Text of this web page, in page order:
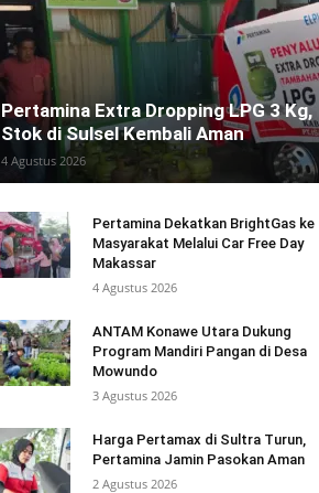
Pertamina Extra Dropping LPG 3 Kg,
Stok di Sulsel Kembali Aman
4 Agustus 2026
Pertamina Dekatkan BrightGas ke
Masyarakat Melalui Car Free Day
Makassar
4 Agustus 2026
ANTAM Konawe Utara Dukung
Program Mandiri Pangan di Desa
Mowundo
3 Agustus 2026
Harga Pertamax di Sultra Turun,
Pertamina Jamin Pasokan Aman
2 Agustus 2026